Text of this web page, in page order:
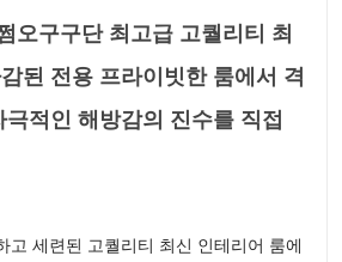
오구구단 최고급 고퀄리티 최
된 전용 프라이빗한 룸에서 격
적인 해방감의 진수를 직접
고 세련된 고퀄리티 최신 인테리어 룸에